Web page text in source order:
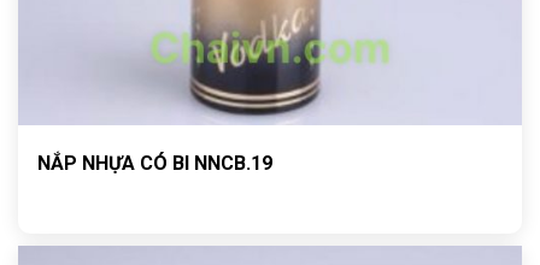
NẮP NHỰA CÓ BI NNCB.19